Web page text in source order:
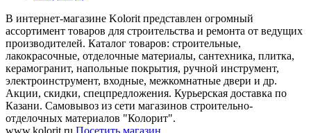
В интернет-магазине Kolorit представлен огромный
ассортимент товаров для строительства и ремонта от ведущих
производителей. Каталог товаров: строительные,
лакокрасочные, отделочные материалы, сантехника, плитка,
керамогранит, напольные покрытия, ручной инструмент,
электроинструмент, входные, межкомнатные двери и др.
Акции, скидки, спецпредложения. Курьерская доставка по
Казани. Самовывоз из сети магазинов строительно-
отделочных материалов "Колорит".
www.kolorit.ru Посетить магазин